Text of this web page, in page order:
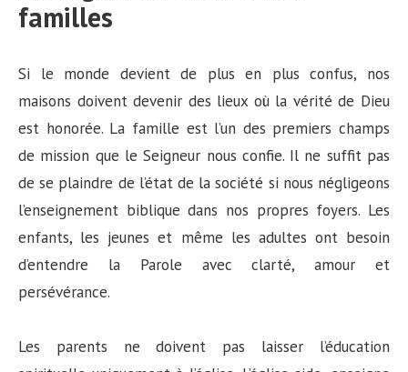
familles
Si le monde devient de plus en plus confus, nos
maisons doivent devenir des lieux où la vérité de Dieu
est honorée. La famille est l’un des premiers champs
de mission que le Seigneur nous confie. Il ne suffit pas
de se plaindre de l’état de la société si nous négligeons
l’enseignement biblique dans nos propres foyers. Les
enfants, les jeunes et même les adultes ont besoin
d’entendre la Parole avec clarté, amour et
persévérance.
Les parents ne doivent pas laisser l’éducation